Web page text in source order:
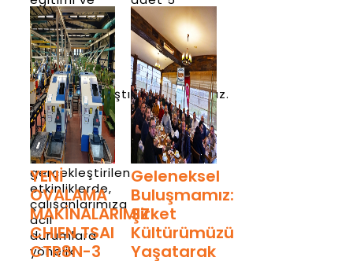
personel
sağlık
taraması
faaliyetleri
başarıyla
tamamlanmıştır.
Alanında
uzman
ekipler
tarafından
gerçekleştirilen
etkinliklerde,
çalışanlarımıza
acil
durumlara
yönelik
istasyonlu
transferli
pres
makinası
almış
bulunmaktayız.
Haber
Detay
YENİ
OVALAMA
MAKİNALARIMIZ
CHIEN TSAI
CTR8N-3
Geleneksel
Buluşmamız:
Şirket
Kültürümüzü
Yaşatarak